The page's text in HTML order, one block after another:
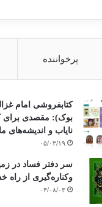
پرخواننده
کتابفروشی امام
بوک): مقصدی برای
نایاب و اندیشه‌های
۰۵/۰۳/۱۹
سر دفتر فساد در
وکناره‌گیری از راه
۰۴/۰۸/۰۳